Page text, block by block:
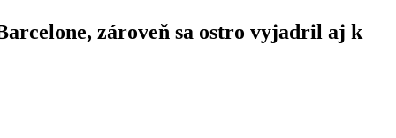
zároveň sa ostro vyjadril aj k